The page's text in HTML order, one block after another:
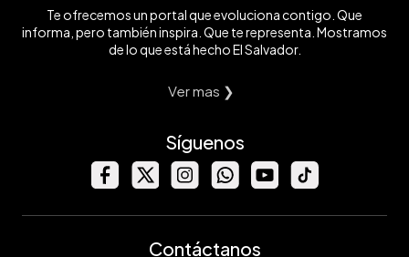
Te ofrecemos un portal que evoluciona contigo. Que
informa, pero también inspira. Que te representa. Mostramos
de lo que está hecho El Salvador.
Ver mas ❯
Síguenos
Contáctanos